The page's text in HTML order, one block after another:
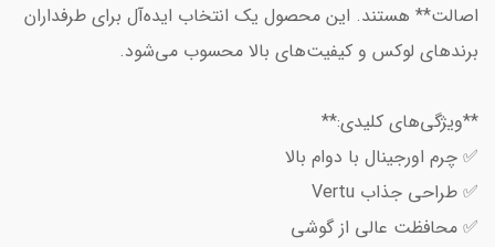
اصالت** هستند. این محصول یک انتخاب ایده‌آل برای طرفداران
برندهای لوکس و کیفیت‌های بالا محسوب می‌شود.
**ویژگی‌های کلیدی:**
✅ چرم اورجینال با دوام بالا
✅ طراحی جذاب Vertu
✅ محافظت عالی از گوشی